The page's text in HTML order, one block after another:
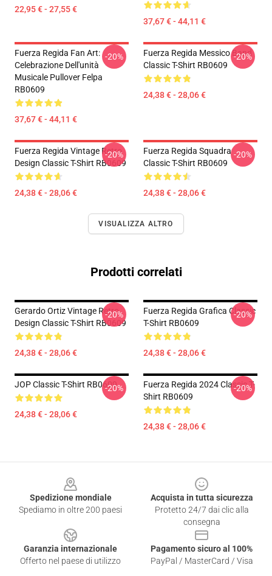
22,95 € - 27,55 €
37,67 € - 44,11 €
Fuerza Regida Fan Art:
Celebrazione Dell'unità
Musicale Pullover Felpa
RB0609
37,67 € - 44,11 €
-20%
Fuerza Regida Messico Band
Classic T-Shirt RB0609
24,38 € - 28,06 €
-20%
Fuerza Regida Vintage Retro
Design Classic T-Shirt RB0609
24,38 € - 28,06 €
-20%
Fuerza Regida Squadra
Classic T-Shirt RB0609
24,38 € - 28,06 €
-20%
VISUALIZZA ALTRO
Prodotti correlati
Gerardo Ortiz Vintage Retro
Design Classic T-Shirt RB0609
24,38 € - 28,06 €
-20%
Fuerza Regida Grafica Classic
T-Shirt RB0609
24,38 € - 28,06 €
-20%
JOP Classic T-Shirt RB0609
24,38 € - 28,06 €
-20%
Fuerza Regida 2024 Classic T-
Shirt RB0609
24,38 € - 28,06 €
-20%
Spedizione mondiale
Spediamo in oltre 200 paesi
Acquista in tutta sicurezza
Protetto 24/7 dai clic alla
consegna
Garanzia internazionale
Offerto nel paese di utilizzo
Pagamento sicuro al 100%
PayPal / MasterCard / Visa